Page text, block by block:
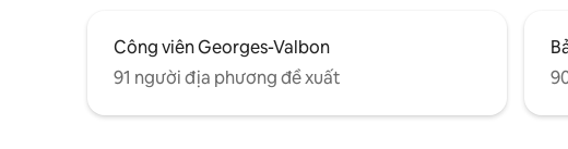
Công viên Georges-Valbon
91 người địa phương đề xuất